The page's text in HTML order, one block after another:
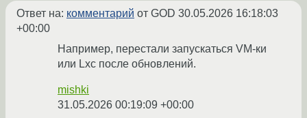
Ответ на: комментарий от GOD 30.05.2026 16:18:03
+00:00
Например, перестали запускаться VM-ки
или Lxc после обновлений.
mishki
31.05.2026 00:19:09 +00:00